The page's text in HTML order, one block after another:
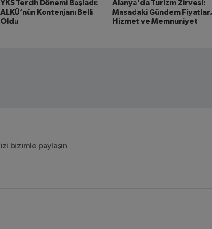
YKS Tercih Dönemi Başladı:
ALKÜ’nün Kontenjanı Belli
Oldu
Alanya'da Turizm Zirvesi:
Masadaki Gündem Fiyatlar,
Hizmet ve Memnuniyet